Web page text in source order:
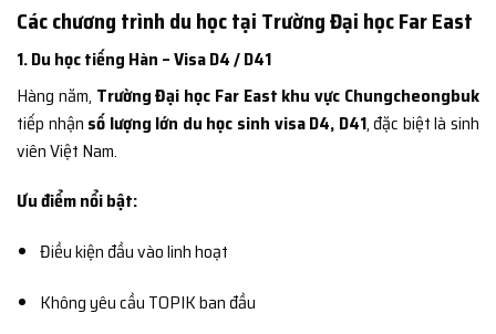
Các chương trình du học tại Trường Đại học Far East
1. Du học tiếng Hàn – Visa D4 / D41
Hàng năm, Trường Đại học Far East khu vực Chungcheongbuk
tiếp nhận số lượng lớn du học sinh visa D4, D41, đặc biệt là sinh
viên Việt Nam.
Ưu điểm nổi bật:
Điều kiện đầu vào linh hoạt
Không yêu cầu TOPIK ban đầu